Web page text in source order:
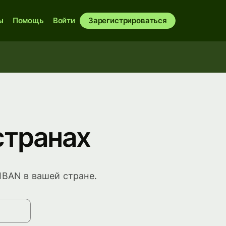
Помощь Войти Зарегистрироваться
в вашей стране.